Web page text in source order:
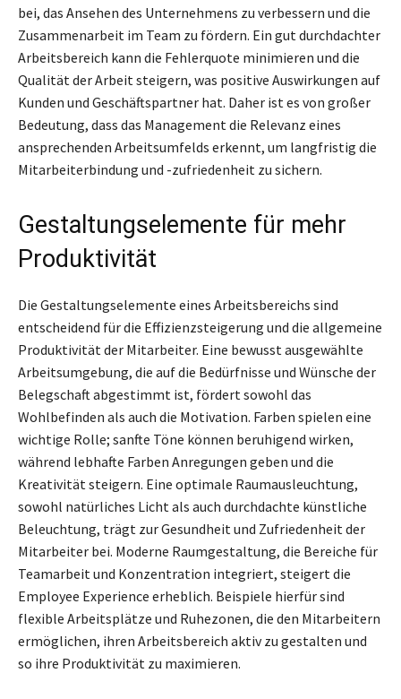
bei, das Ansehen des Unternehmens zu verbessern und die
Zusammenarbeit im Team zu fördern. Ein gut durchdachter
Arbeitsbereich kann die Fehlerquote minimieren und die
Qualität der Arbeit steigern, was positive Auswirkungen auf
Kunden und Geschäftspartner hat. Daher ist es von großer
Bedeutung, dass das Management die Relevanz eines
ansprechenden Arbeitsumfelds erkennt, um langfristig die
Mitarbeiterbindung und -zufriedenheit zu sichern.
Gestaltungselemente für mehr
Produktivität
Die Gestaltungselemente eines Arbeitsbereichs sind
entscheidend für die Effizienzsteigerung und die allgemeine
Produktivität der Mitarbeiter. Eine bewusst ausgewählte
Arbeitsumgebung, die auf die Bedürfnisse und Wünsche der
Belegschaft abgestimmt ist, fördert sowohl das
Wohlbefinden als auch die Motivation. Farben spielen eine
wichtige Rolle; sanfte Töne können beruhigend wirken,
während lebhafte Farben Anregungen geben und die
Kreativität steigern. Eine optimale Raumausleuchtung,
sowohl natürliches Licht als auch durchdachte künstliche
Beleuchtung, trägt zur Gesundheit und Zufriedenheit der
Mitarbeiter bei. Moderne Raumgestaltung, die Bereiche für
Teamarbeit und Konzentration integriert, steigert die
Employee Experience erheblich. Beispiele hierfür sind
flexible Arbeitsplätze und Ruhezonen, die den Mitarbeitern
ermöglichen, ihren Arbeitsbereich aktiv zu gestalten und
so ihre Produktivität zu maximieren.